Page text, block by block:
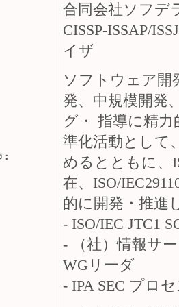
合同会社ソフデ
CISSP-ISSAP/
イザ
ソフトウェア開
発、中規模開発
グ・ 指導に精
準化活動として
めるとともに、
在、ISO/
的に開発・推進
- ISO/IEC JTC1
- （社）情報サ
WGリーダ
- IPA SEC プロ